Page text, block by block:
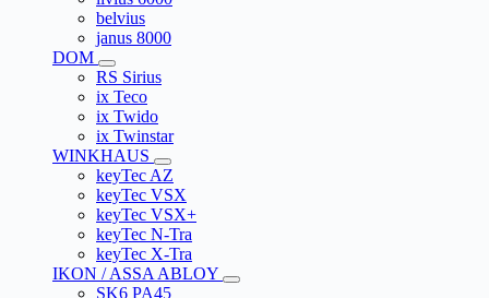
belvius
janus 8000
DOM
RS Sirius
ix Teco
ix Twido
ix Twinstar
WINKHAUS
keyTec AZ
keyTec VSX
keyTec VSX+
keyTec N-Tra
keyTec X-Tra
IKON / ASSA ABLOY
SK6 PA45